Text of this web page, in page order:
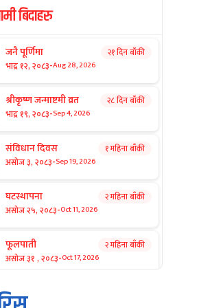
बिदाहरु
जनै पूर्णिमा
भाद्र १२, २०८३-Aug 28, 2026
२१ दिन बाँकी
श्रीकृष्ण जन्माष्टमी व्रत
भाद्र १९, २०८३-Sep 4, 2026
२८ दिन बाँकी
संविधान दिवस
असोज ३, २०८३-Sep 19, 2026
१ महिना बाँकी
घटस्थापना
असोज २५, २०८३-Oct 11, 2026
२ महिना बाँकी
फूलपाती
असोज ३१ , २०८३-Oct 17, 2026
२ महिना बाँकी
कार्तिक सङ्क्रान्ति